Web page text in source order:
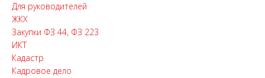
Для руководителей
ЖКХ
Закупки ФЗ 44, ФЗ 223
ИКТ
Кадастр
Кадровое дело